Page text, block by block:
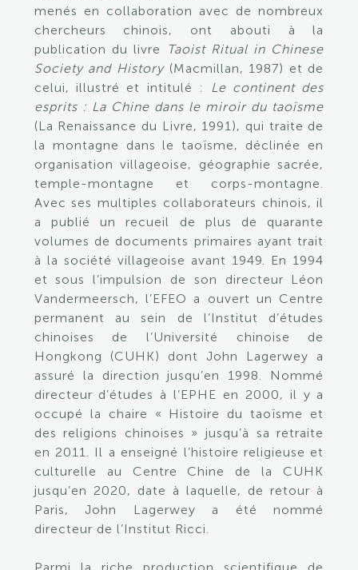
menés en collaboration avec de nombreux
chercheurs chinois, ont abouti à la
publication du livre
Taoist Ritual in Chinese
Society and History(Macmillan, 1987) et de
celui, illustré et intitulé : Le continent des
esprits : La Chine dans le miroir du taoïsme
(La Renaissance du Livre, 1991), qui traite de
la montagne dans le taoïsme, déclinée en
organisation villageoise, géographie sacrée,
temple-montagne et corps-montagne.
Avec ses multiples collaborateurs chinois, il
a publié un recueil de plus de quarante
volumes de documents primaires ayant trait
à la société villageoise avant 1949. En 1994
et sous l’impulsion de son directeur Léon
Vandermeersch, l’EFEO a ouvert un Centre
permanent au sein de l’Institut d’études
chinoises de l’Université chinoise de
Hongkong (CUHK) dont John Lagerwey a
assuré la direction jusqu’en 1998. Nommé
directeur d’études à l’EPHE en 2000, il y a
occupé la chaire « Histoire du taoïsme et
des religions chinoises » jusqu’à sa retraite
en 2011. Il a enseigné l’histoire religieuse et
culturelle au Centre Chine de la CUHK
jusqu’en 2020, date à laquelle, de retour à
Paris, John Lagerwey a été nommé
directeur de l’Institut Ricci.